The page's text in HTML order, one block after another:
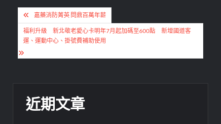
文
章
導
覽
嘉藥消防菁英 問鼎百萬年薪
福利升級 新北敬老愛心卡明年7月起加碼至600點 新增國道客
運、運動中心、掛號費補助使用
近期文章